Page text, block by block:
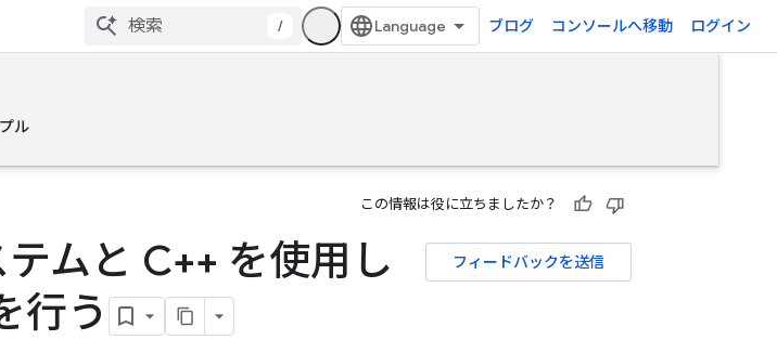
/ ブログ コンソールへ移動 ログイン
ル
この情報は役に立ちましたか？
フィードバックを送信
テムと C++ を使用し
行う